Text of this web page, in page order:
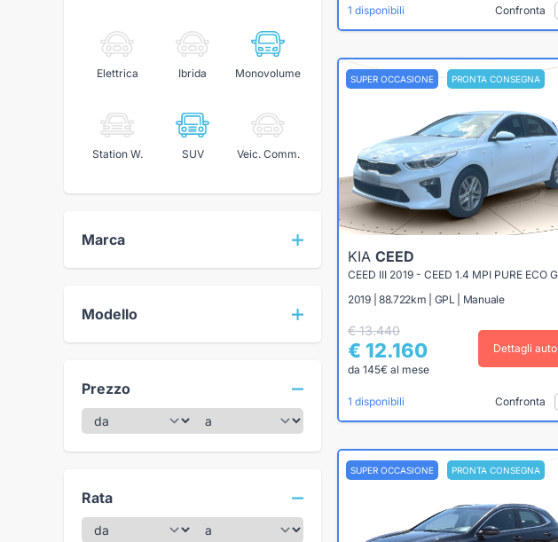
Elettrica Ibrida Monovolume
Station W. SUV Veic. Comm.
Marca
Modello
Prezzo
Rata
1 disponibili Confronta
SUPER OCCASIONE PRONTA CONSEGNA
KIA CEED
2019 | 88.722km | GPL | Manuale
€ 13.440
€ 12.160
da 145€ al mese
Dettagli auto
1 disponibili Confronta
SUPER OCCASIONE PRONTA CONSEGNA